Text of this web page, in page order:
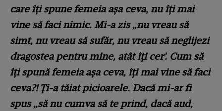
care îți spune femeia așa ceva, nu îți mai
vine să faci nimic. Mi-a zis „nu vreau să
simt, nu vreau să sufăr, nu vreau să neglijezi
dragostea pentru mine, atât îți cer'. Cum să
îți spună femeia așa ceva, îți mai vine să faci
ceva?! Ți-a tăiat picioarele. Dacă mi-ar fi
spus „să nu cumva să te prind, dacă aud,